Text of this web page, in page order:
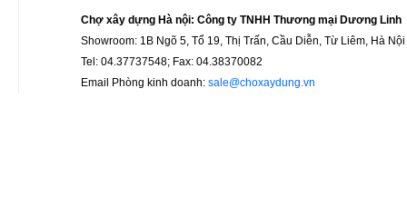
Chợ xây dựng Hà nội: Công ty TNHH Thương mại Dương Linh
Showroom: 1B Ngõ 5, Tổ 19, Thị Trấn, Cầu Diễn, Từ Liêm, Hà Nội
Tel: 04.37737548; Fax: 04.38370082
Email Phòng kinh doanh: sale@choxaydung.vn